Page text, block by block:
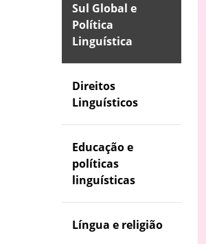
Sul Global e
Política
Linguística
Direitos
Linguísticos
Educação e
políticas
linguísticas
Língua e religião